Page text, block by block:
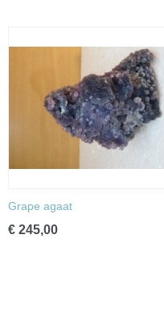
Grape agaat
€ 245,00